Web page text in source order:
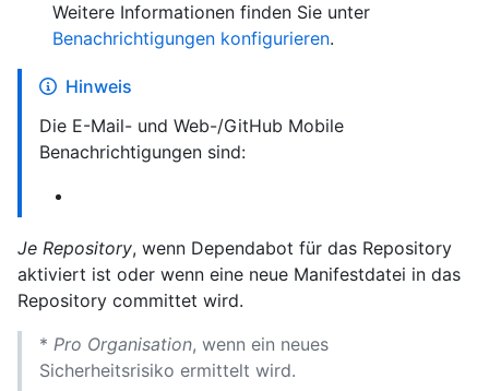
Weitere Informationen finden Sie unter
Benachrichtigungen konfigurieren.
Hinweis
Die E-Mail- und Web-/GitHub Mobile
Benachrichtigungen sind:
Je Repository, wenn Dependabot für das Repository
aktiviert ist oder wenn eine neue Manifestdatei in das
Repository committet wird.
* Pro Organisation, wenn ein neues
Sicherheitsrisiko ermittelt wird.